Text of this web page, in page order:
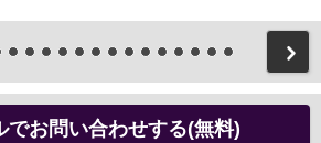
でお問い合わせする(無料)